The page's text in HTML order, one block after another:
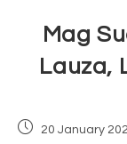
Mag
Lauza,
Post 20 January